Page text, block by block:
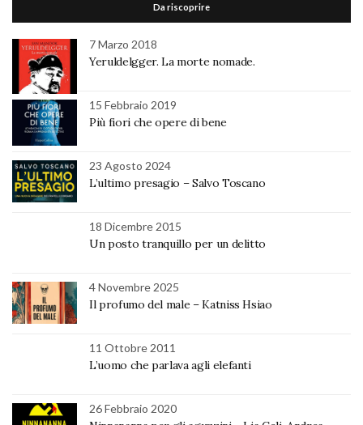
Da riscoprire
7 Marzo 2018
Yeruldelgger. La morte nomade.
15 Febbraio 2019
Più fiori che opere di bene
23 Agosto 2024
L’ultimo presagio – Salvo Toscano
18 Dicembre 2015
Un posto tranquillo per un delitto
4 Novembre 2025
Il profumo del male – Katniss Hsiao
11 Ottobre 2011
L’uomo che parlava agli elefanti
26 Febbraio 2020